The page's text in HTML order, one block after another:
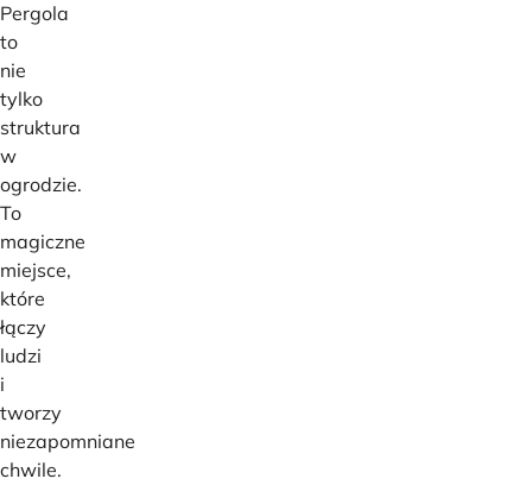
Pergola
to
nie
tylko
struktura
w
ogrodzie.
To
magiczne
miejsce,
które
łączy
ludzi
i
tworzy
niezapomniane
chwile.